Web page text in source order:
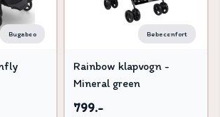
Bugaboo Bebeconfort
Rainbow klapvogn -
Mineral green
799.-